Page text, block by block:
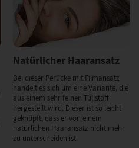
Natürlicher Haaransatz
Bei dieser Perücke mit Filmansatz
handelt es sich um eine Variante, die
aus einem sehr feinen Tüllstoff
hergestellt wird. Dieser ist so leicht
geknüpft, dass er von einem
natürlichen Haaransatz nicht mehr
zu unterscheiden ist.